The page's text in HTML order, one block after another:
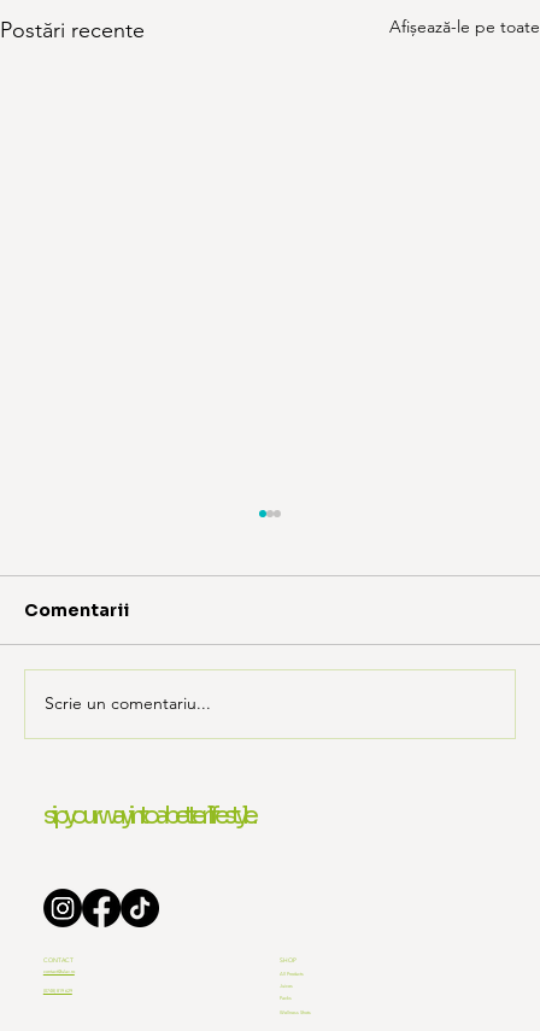
Postări recente Afișează-le pe toate
sănătatea femeilor: beneficii pe
Comentarii
Scrie un comentariu...
sip your way into a better lifestyle.
CONTACT
contact@ulav.ro
(0748) 819 629
SHOP
All Products
Juices
Packs
Wellness Shots